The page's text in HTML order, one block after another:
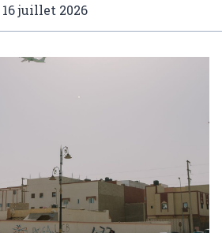
16 juillet 2026